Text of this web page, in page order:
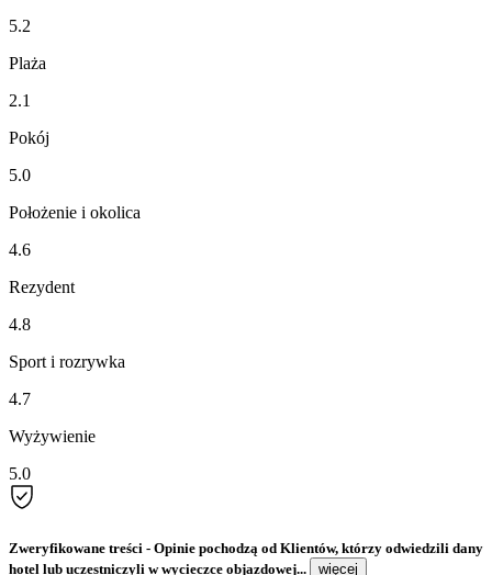
5.2
Plaża
2.1
Pokój
5.0
Położenie i okolica
4.6
Rezydent
4.8
Sport i rozrywka
4.7
Wyżywienie
5.0
Zweryfikowane treści - Opinie pochodzą od Klientów, którzy odwiedzili dany
hotel lub uczestniczyli w wycieczce objazdowej...
więcej